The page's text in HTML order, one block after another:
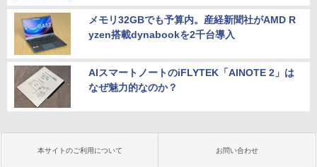
メモリ32GBでも予算内。産経新聞社がAMD R
yzen搭載dynabookを2千台導入
AIスマートノートのiFLYTEK「AINOTE 2」は
なぜ魅力的なのか？
本サイトのご利用について お問い合わせ